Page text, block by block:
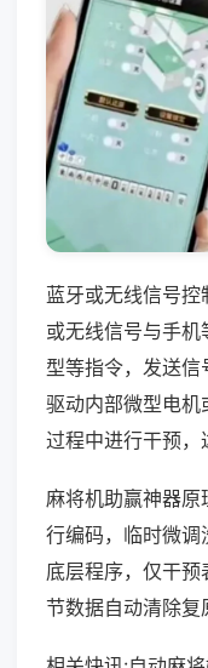
蓝牙或无线信号
或无线信号与手
型等指令，发送
驱动内部微型电
过程中进行干预，
麻将机助赢神器
行编码，临时微调
底层程序，仅干
节数据自动清除复